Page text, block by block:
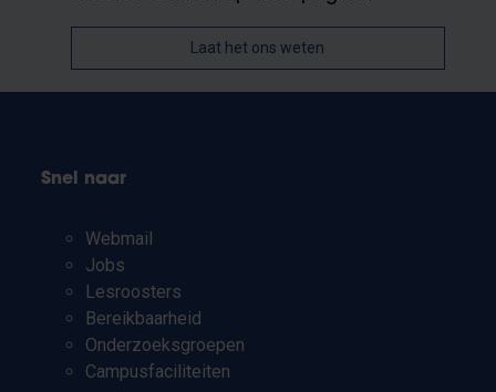
Laat het ons weten
Snel naar
Webmail
Jobs
Lesroosters
Bereikbaarheid
Onderzoeksgroepen
Campusfaciliteiten